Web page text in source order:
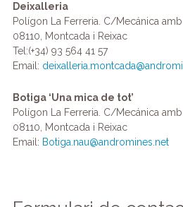
Deixalleria
Polígon La Ferreria. C/Mecánica
08110, Montcada i Reixac
Tel:(+34) 93 564 41 57
Email:
Botiga ‘Una mica de tot’
Polígon La Ferreria. C/Mecánica
08110, Montcada i Reixac
Email: Botiga.nau@andromines.net